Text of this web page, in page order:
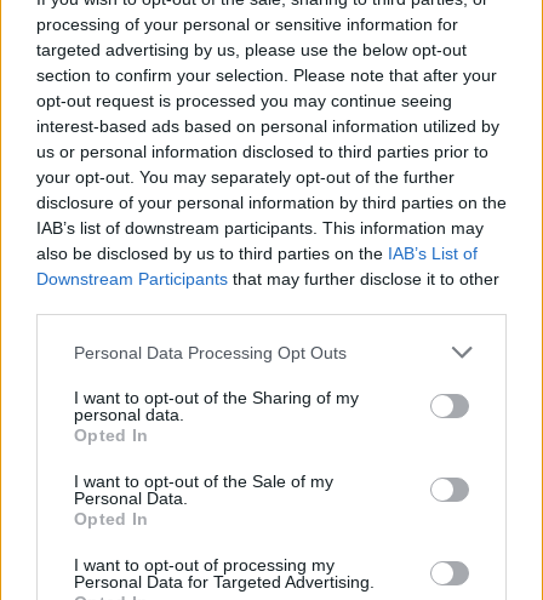
processing of your personal or sensitive information for
targeted advertising by us, please use the below opt-out
section to confirm your selection. Please note that after your
opt-out request is processed you may continue seeing
interest-based ads based on personal information utilized by
us or personal information disclosed to third parties prior to
your opt-out. You may separately opt-out of the further
disclosure of your personal information by third parties on the
IAB’s list of downstream participants. This information may
also be disclosed by us to third parties on the IAB’s List of
Downstream Participants that may further disclose it to other
Personal Data Processing Opt Outs
I want to opt-out of the Sharing of my
personal data.
Opted In
I want to opt-out of the Sale of my
Personal Data.
Opted In
I want to opt-out of processing my
Personal Data for Targeted Advertising.
Παροχές
Ανταγωνιστικός μισθός αναλόγως προσόντων
Ιδιωτικό ασφαλιστήριο υγείας
Θέσεις εργασίας
Θέσεις Εργασίας ανά Ειδικότητα